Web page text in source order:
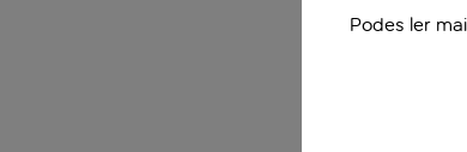
Podes ler